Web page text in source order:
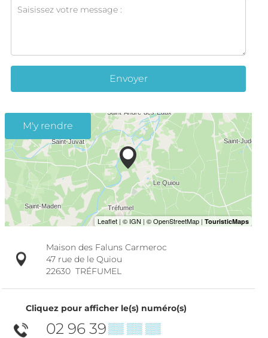
Envoyer
M'y rendre
Maison des Faluns Carmeroc
47 rue de le Quiou
22630 TRÉFUMEL
Cliquez pour afficher le(s) numéro(s)
02 96 39▒▒ ▒▒ ▒▒